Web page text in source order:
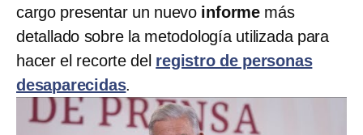
cargo presentar un nuevo informe más
detallado sobre la metodología utilizada para
hacer el recorte del registro de personas
desaparecidas.